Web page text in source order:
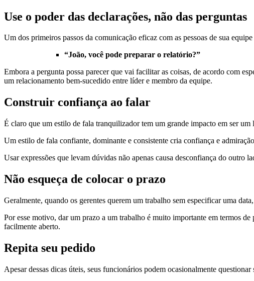
Use o poder das declarações, não das perguntas
Um dos primeiros passos da comunicação eficaz com as pessoas de sua
“João, você pode preparar o relatório?”
Embora a pergunta possa parecer que vai facilitar as coisas, de acordo com
um relacionamento bem-sucedido entre líder e membro da equipe.
Construir confiança ao falar
É claro que um estilo de fala tranquilizador tem um grande impacto em ser um
Um estilo de fala confiante, dominante e consistente cria confiança e
Usar expressões que levam dúvidas não apenas causa desconfiança do outro
Não esqueça de colocar o prazo
Geralmente, quando os gerentes querem um trabalho sem especificar uma
Por esse motivo, dar um prazo a um trabalho é muito importante em termos
facilmente aberto.
Repita seu pedido
Apesar dessas dicas úteis, seus funcionários podem ocasionalmente